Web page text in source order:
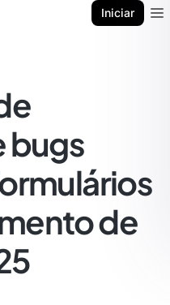
Iniciar
bugs
de